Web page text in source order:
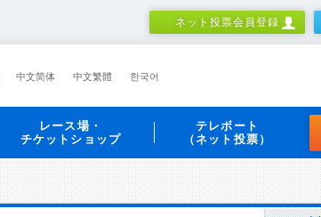
ネット投票会員登録
中文简体 中文繁體 한국어
レース場・
チケットショップ
テレボート
（ネット投票）